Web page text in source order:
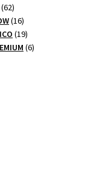
productos
6262
productos
1616
productos
1919
productos
66